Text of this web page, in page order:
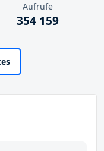
Aufrufe
354 159